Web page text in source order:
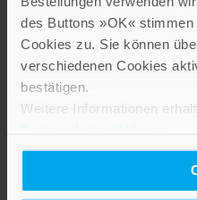
des Buttons »OK«
Cookies zu. Sie können
verschiedenen Cookies
bestätigen.
Weitere Informationen
15,00 €
Inkl. 7% MwSt.